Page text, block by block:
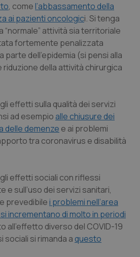
di Trento
Scompenso
patologie neurodegenerative
, comel’abbassamento della
ai pazienti oncologici. Si tenga
attività sia territoriale
fortemente penalizzata
parte dell’epidemia (si pensi alla
della attività chirurgica
gli effetti sulla qualità dei servizi
ad esempio alle chiusure dei
delle demenze e ai problemi
tra coronavirus e disabilità
gli effetti sociali con riflessi
e sull’uso dei servizi sanitari,
prevedibilei problemi nell’area
incrementano di molto in periodi
all’effetto diverso del COVID-19
sociali si rimanda a questo